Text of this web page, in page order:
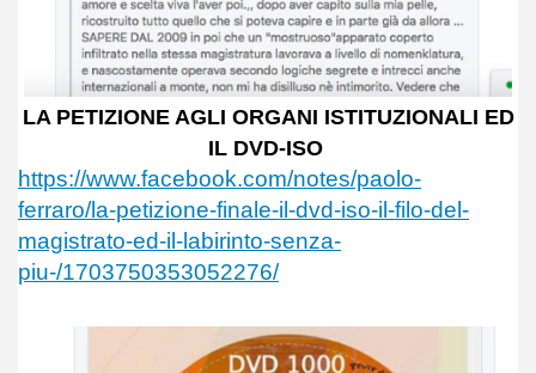
LA PETIZIONE AGLI ORGANI ISTITUZIONALI ED
IL DVD-ISO
https://www.facebook.com/notes/paolo-
ferraro/la-petizione-finale-il-dvd-iso-il-filo-del-
magistrato-ed-il-labirinto-senza-
piu-/1703750353052276/